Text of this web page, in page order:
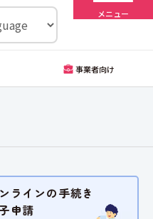
メニュー
事業者向け
ラインの手続き
申請